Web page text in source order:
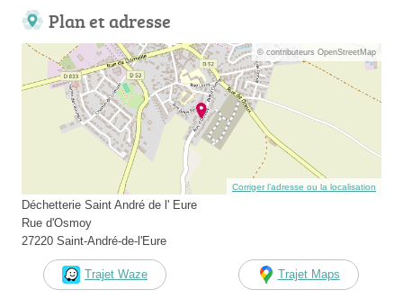
Plan et adresse
© contributeurs OpenStreetMap
Corriger l’adresse ou la localisation
Déchetterie Saint André de l' Eure
Rue d'Osmoy
27220 Saint-André-de-l'Eure
Trajet Waze Trajet Maps